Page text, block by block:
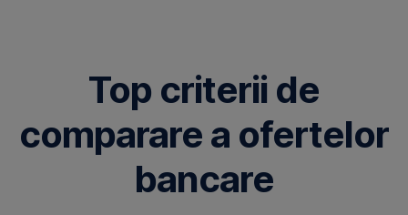
Top criterii de
comparare a ofertelor
bancare